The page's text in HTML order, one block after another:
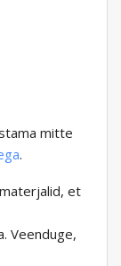
mitte
.
et
Veenduge,